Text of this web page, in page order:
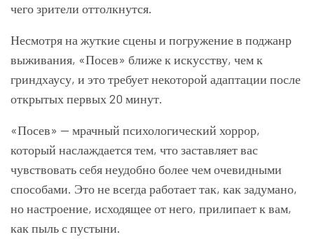
чего зрители оттолкнутся.
Несмотря на жуткие сцены и погружение в поджанр
выживания, «Посев» ближе к искусству, чем к
гриндхаусу, и это требует некоторой адаптации после
открытых первых 20 минут.
«Посев» — мрачный психологический хоррор,
который наслаждается тем, что заставляет вас
чувствовать себя неудобно более чем очевидными
способами. Это не всегда работает так, как задумано,
но настроение, исходящее от него, прилипает к вам,
как пыль с пустыни.